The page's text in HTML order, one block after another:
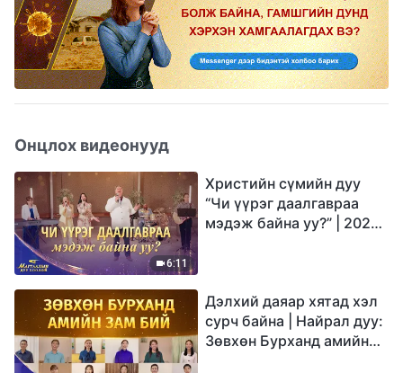
Онцлох видеонууд
6:11
Христийн сүмийн дуу
“Чи үүрэг даалгавраа
мэдэж байна уу?” | 2026
Дэлхий даяар хятад хэл
сурч байна | Найрал дуу:
Зөвхөн Бурханд амийн